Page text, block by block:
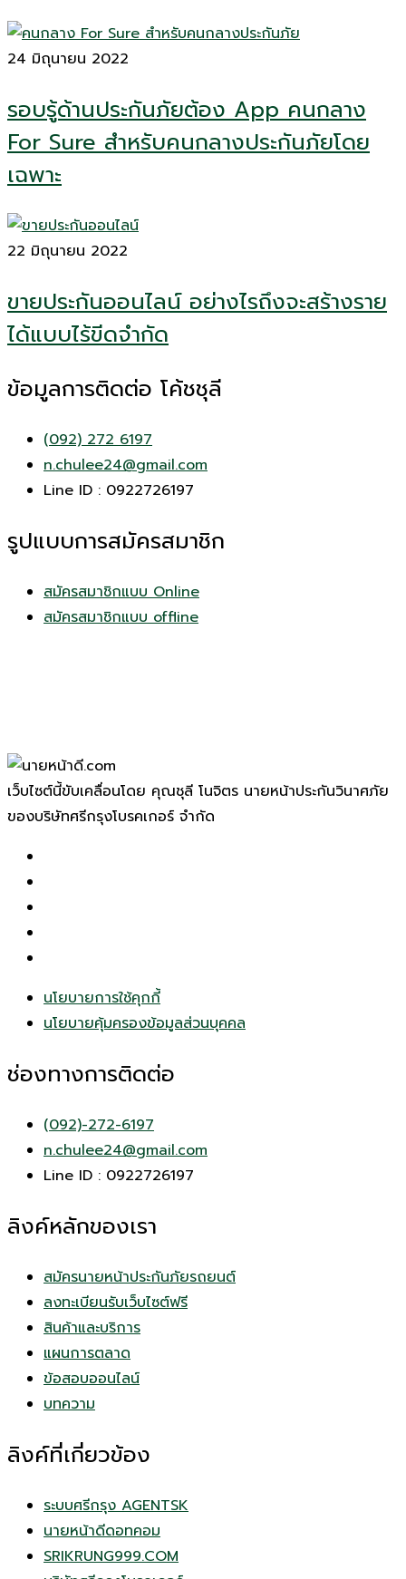
24 มิถุนายน 2022
รอบรู้ด้านประกันภัยต้อง App คนกลาง
For Sure สำหรับคนกลางประกันภัยโดย
เฉพาะ
22 มิถุนายน 2022
ขายประกันออนไลน์ อย่างไรถึงจะสร้างราย
ได้แบบไร้ขีดจำกัด
ข้อมูลการติดต่อ โค้ชชุลี
(092) 272 6197
n.chulee24@gmail.com
Line ID : 0922726197
รูปแบบการสมัครสมาชิก
สมัครสมาชิกแบบ Online
สมัครสมาชิกแบบ offline
เว็บไซต์นี้ขับเคลื่อนโดย คุณชุลี โนจิตร นายหน้าประกันวินาศภัย
ของบริษัทศรีกรุงโบรคเกอร์ จำกัด
นโยบายการใช้คุกกี้
นโยบายคุ้มครองข้อมูลส่วนบุคคล
ช่องทางการติดต่อ
(092)-272-6197
n.chulee24@gmail.com
Line ID : 0922726197
ลิงค์หลักของเรา
สมัครนายหน้าประกันภัยรถยนต์
ลงทะเบียนรับเว็บไซต์ฟรี
สินค้าและบริการ
แผนการตลาด
ข้อสอบออนไลน์
บทความ
ลิงค์ที่เกี่ยวข้อง
ระบบศรีกรุง AGENTSK
นายหน้าดีดอทคอม
SRIKRUNG999.COM